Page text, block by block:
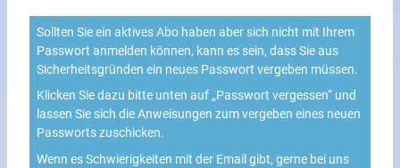
Sollten Sie ein aktives Abo haben aber sich nicht mit Ihrem
Passwort anmelden können, kann es sein, dass Sie aus
Sicherheitsgründen ein neues Passwort vergeben müssen.
Klicken Sie dazu bitte unten auf „Passwort vergessen“ und
lassen Sie sich die Anweisungen zum vergeben eines neuen
Passworts zuschicken.
Wenn es Schwierigkeiten mit der Email gibt, gerne bei uns